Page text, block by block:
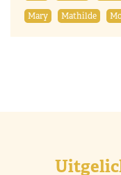
Mary
Mathilde